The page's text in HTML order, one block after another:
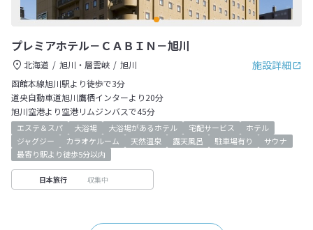
プレミアホテル－ＣＡＢＩＮ－旭川
施設詳細
北海道 旭川・層雲峡
旭川
函館本線旭川駅より徒歩で3分
道央自動車道旭川鷹栖インターより20分
旭川空港より空港リムジンバスで45分
エステ＆スパ 大浴場 大浴場があるホテル 宅配サービス
ホテル
ジャグジー
カラオケルーム 天然温泉 露天風呂 駐車場有り
サウナ
最寄り駅より徒歩5分以内
日本旅行 収集中